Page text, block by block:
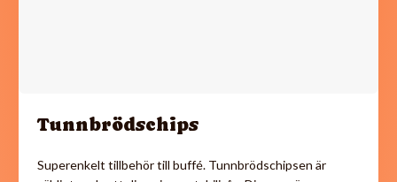
Tunnbrödschips
Superenkelt tillbehör till buffé. Tunnbrödschipsen är